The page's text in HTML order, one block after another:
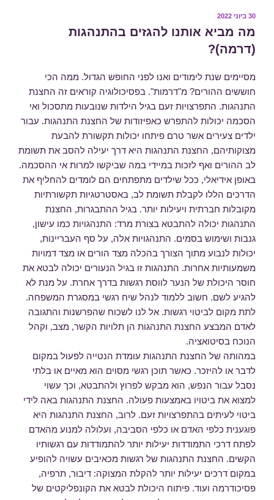
פורסם
30 ביוני 2022
מה מביא אותנו להגזים בהתנהגות
(דרמה)?
מסיימים שנת לימודים ואנו לפני החופש הגדול. ממה הכי
חוששים ההורים? מ"דרמות". בפסיכולוגיה קוראים זה החצנת
התנהגות. התפרצויות זעם בגיל הילדות שנובעות מתסכול ואי
הסכמה יכולות להתפרש כאפיזודות של החצנת התנהגות. עבור
ילדים צעירים אשר טרם פיתחו יכולות תקשורת להבעת
מצוקותיהם, החצנת התנהגות היא דרך יעילה להסב את תשומת
לב ההורים ואף לזכות במיידי במה שביקשו למרות אי ההסכמה.
באופן אידיאלי, ככל שילדים מתפתחים הם לומדים להחליף את
הדרכים הללו לקבלת תשומת לב, באסטרטגיות תקשורתיות
מקובלות חברתית ויעילות יותר. בגיל ההתבגרות, החצנת
התנהגות יכולה להתבטא בצורת מרד: התנהגויות כמו עישון,
גנבות ושימוש בסמים. התנהגויות אלה, על סף העבריינות,
יכולות לנבוע מתוך הצורך בהכלה מצד הורים או מצד דמויות
משמעותיות אחרות. התנהגות זו בגיל הנעורים יכולה לבטא את
חוסר היכולת של הנער לווסת רגשות בדרך אחרת. על מנת לא
להגיע לשם. חשוב ללמוד לנהל שיח רגשי במסגרת המשפחה.
לתת מקום לביטוי רגשות. אל לנו לשכוח שהפרשנות והתגובה
לאדם המבצע החצנת התנהגות הן תלויות הקשר, מצב, וקהל
הנוכח בסיטואציה.
במהותה של החצנת התנהגות עומדת הנטייה לפעול במקום
לדבר או להיזכר. כאשר תוכן רגשי מסוים הוא מאיים או בלתי
נסבל עבור הנפש, הוא מבקש לפרוץ ולהתבטא, וכך עשוי
למצוא את ביטויו באמצעות פעולה. החצנת התנהגות באה לידי
ביטוי לעיתים בהתפרצויות זעם. לרוב, החצנת התנהגות היא
פוגענית כלפי האדם או כלפי הסביבה, ועלולה למנוע מהאדם
לפתח דרכי התמודדות יעילות יותר להתמודדות עם רגשותיו
הקשים. החצנת התנהגות של רגשות מכאיבים עשויה להופיע
במקום דרכים יעילות יותר להקלת המצוקה: דיבור, תרפיה,
פסיכודרמה ועוד. פיתוח היכולת לבטא את הקונפליקטים של